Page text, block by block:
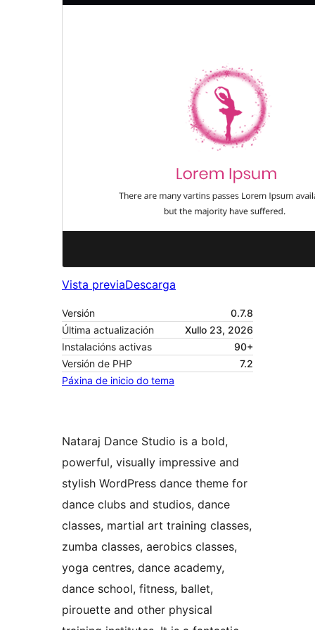
Vista previaDescarga
Versión
0.7.8
Última actualización
Xullo 23, 2026
Instalacións activas
90+
Versión de PHP
7.2
Páxina de inicio do tema
Nataraj Dance Studio is a bold,
powerful, visually impressive and
stylish WordPress dance theme for
dance clubs and studios, dance
classes, martial art training classes,
zumba classes, aerobics classes,
yoga centres, dance academy,
dance school, fitness, ballet,
pirouette and other physical